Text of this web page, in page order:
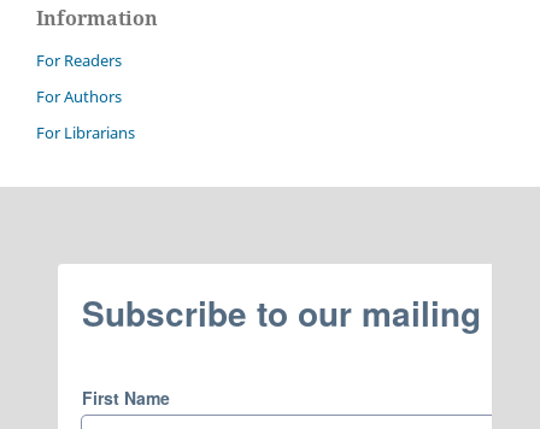
Information
For Readers
For Authors
For Librarians